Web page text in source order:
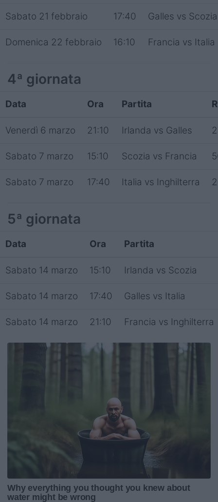
Sabato 21 febbraio 17:40 Galles vs Scozia
Domenica 22 febbraio 16:10 Francia vs Italia
4ª giornata
Data Ora Partita
Venerdì 6 marzo 21:10 Irlanda vs Galles
Sabato 7 marzo 15:10 Scozia vs Francia
Sabato 7 marzo 17:40 Italia vs Inghilterra
5ª giornata
Data Ora Partita
Sabato 14 marzo 15:10 Irlanda vs Scozia
Sabato 14 marzo 17:40 Galles vs Italia
Sabato 14 marzo 21:10 Francia vs Inghilterra